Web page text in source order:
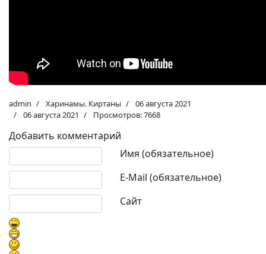
admin Харинамы. Киртаны
06 августа 2021
06 августа 2021
Просмотров: 7668
Добавить комментарий
Имя (обязательное)
E-Mail (обязательное)
Сайт
Текст комментария